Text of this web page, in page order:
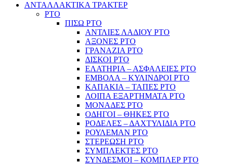
ΑΝΤΑΛΛΑΚΤΙΚΑ ΤΡΑΚΤΕΡ
PTO
ΠΙΣΩ PTO
ΑΝΤΛΙΕΣ ΛΑΔΙΟΥ PTO
ΑΞΟΝΕΣ PTO
ΓΡΑΝΑΖΙΑ PTO
ΔΙΣΚΟΙ PTO
ΕΛΑΤΗΡΙΑ – ΑΣΦΑΛΕΙΕΣ PTO
ΕΜΒΟΛΑ – ΚΥΛΙΝΔΡΟΙ PTO
ΚΑΠΑΚΙΑ – ΤΑΠΕΣ PTO
ΛΟΙΠΑ ΕΞΑΡΤΗΜΑΤΑ PTO
ΜΟΝΑΔΕΣ PTO
ΟΔΗΓΟΙ – ΘΗΚΕΣ PTO
ΡΟΔΕΛΕΣ – ΔΑΧΤΥΛΙΔΙΑ PTO
ΡΟΥΛΕΜΑΝ PTO
ΣΤΕΡΕΩΣΗ PTO
ΣΥΜΠΛΕΚΤΕΣ PTO
ΣΥΝΔΕΣΜΟΙ – ΚΟΜΠΛΕΡ PTO